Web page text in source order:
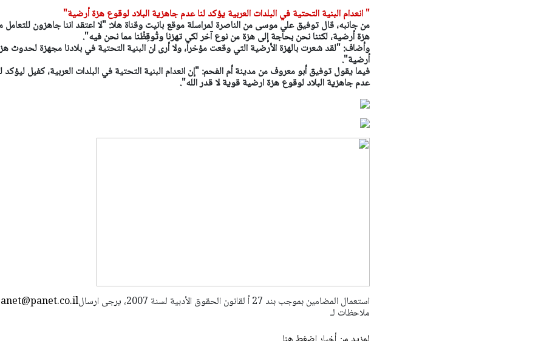
" انعدام البنية التحتية في البلدات العربية يؤكد لنا عدم جاهزية البلاد لوقوع هزة أرضية"
من جانبه، قال توفيق علي موسى من الناصرة لمراسلة موقع بانيت وقناة هلا: "لا اعتقد اننا جاهزون للتعامل
هزة أرضية، لكننا نحن بحاجة إلى هزة من نوع آخر لكي تهزنا وتُوقِظُنا مما نحن فيه".
وأضاف: "لقد شعرت بالهزة الأرضية التي وقعت مؤخرا، ولا أرى ان البنية التحتية في بلادنا مجهزة لحدوث
أرضية".
فيما يقول توفيق أبو معروف من مدينة أم الفحم: "إن انعدام البنية التحتية في البلدات العربية، كفيل ليؤكد
عدم جاهزية البلاد لوقوع هزة ارضية قوية لا قدر الله".
استعمال المضامين بموجب بند 27 أ لقانون الحقوق الأدبية لسنة 2007، يرجى ارسال
ملاحظات لـ